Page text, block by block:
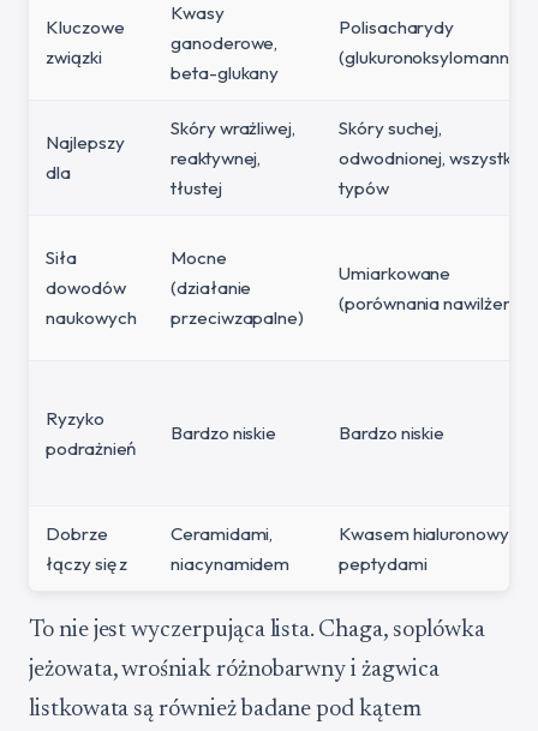
Kluczowe
związki
Kwasy
ganoderowe,
beta-glukany
Polisacharydy
(glukuronoksylomannan)
Najlepszy
dla
Skóry wrażliwej,
reaktywnej,
tłustej
Skóry suchej,
odwodnionej, wszystkich
typów
Siła
dowodów
naukowych
Mocne
(działanie
przeciwzapalne)
Umiarkowane
(porównania nawilżenia)
Ryzyko
podrażnień
Bardzo niskie Bardzo niskie
Dobrze
łączy się z
Ceramidami,
niacynamidem
Kwasem hialuronowym,
peptydami
To nie jest wyczerpująca lista. Chaga, soplówka
jeżowata, wrośniak różnobarwny i żagwica
listkowata są również badane pod kątem